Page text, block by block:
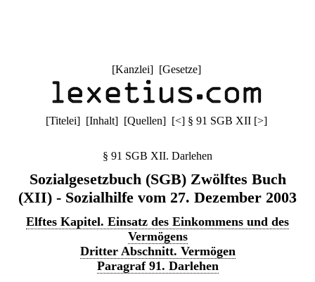
[Kanzlei] [Gesetze]
[Titelei] [Inhalt] [Quellen] [<] § 91 SGB XII [>]
§ 91 SGB XII. Darlehen
Sozialgesetzbuch (SGB) Zwölftes Buch
(XII) - Sozialhilfe vom 27. Dezember 2003
Elftes Kapitel. Einsatz des Einkommens und des
Vermögens
Dritter Abschnitt. Vermögen
Paragraf 91. Darlehen